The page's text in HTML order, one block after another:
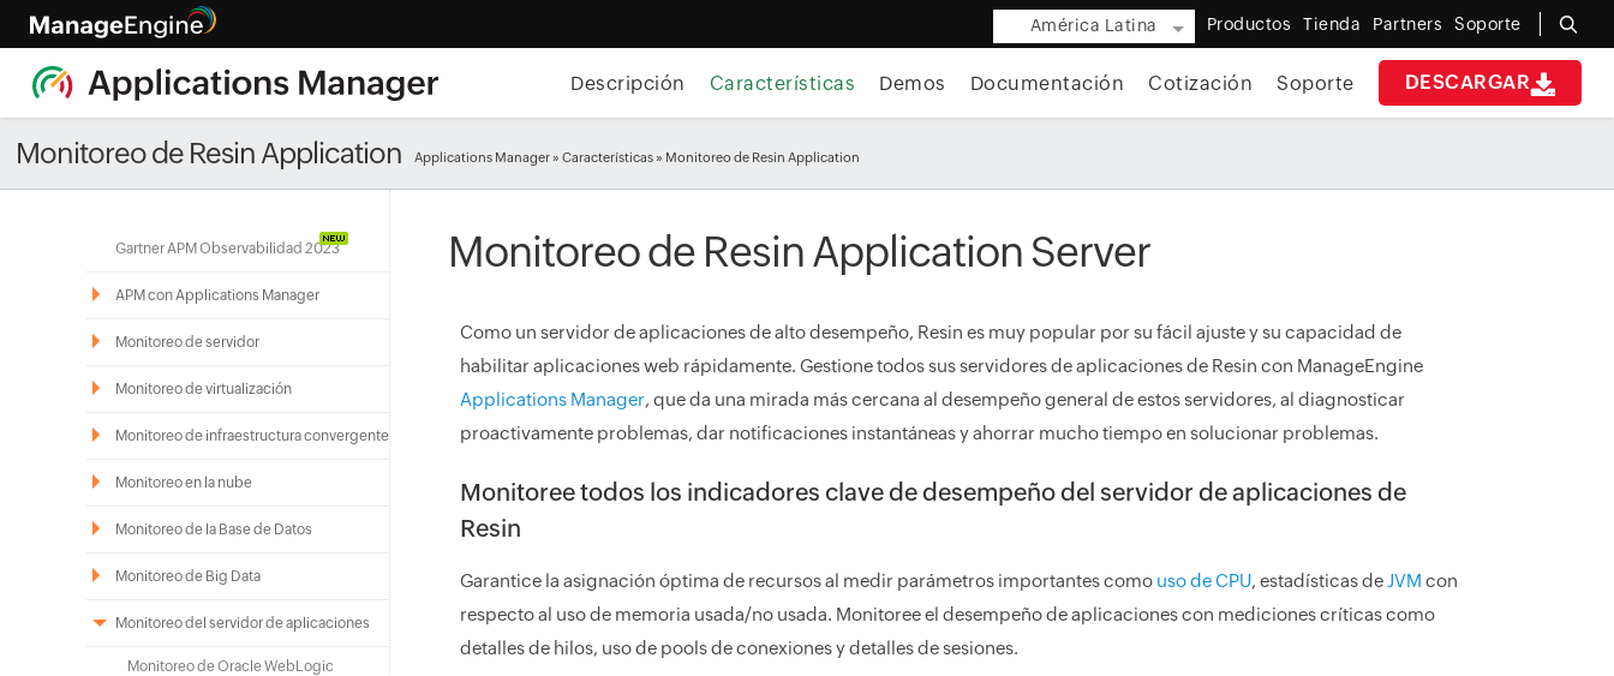
América Latina Productos Tienda Partners Soporte
DESCARGAR
Descripción Características Demos Documentación Cotización Soporte
Monitoreo de Resin Application Applications Manager »Características » Monitoreo de Resin Application
Gartner APM Observabilidad 2023
APM con Applications Manager
Monitoreo de servidor
Monitoreo de virtualización
Monitoreo de infraestructura convergente
Monitoreo en la nube
Monitoreo de la Base de Datos
Monitoreo de Big Data
Monitoreo del servidor de aplicaciones
Monitoreo de Oracle WebLogic
Monitoreo de Resin Application Server
Como un servidor de aplicaciones de alto desempeño, Resin es muy popular por su fácil ajuste y su capacidad de
habilitar aplicaciones web rápidamente. Gestione todos sus servidores de aplicaciones de Resin con ManageEngine
Applications Manager, que da una mirada más cercana al desempeño general de estos servidores, al diagnosticar
proactivamente problemas, dar notificaciones instantáneas y ahorrar mucho tiempo en solucionar problemas.
Monitoree todos los indicadores clave de desempeño del servidor de aplicaciones de
Resin
Garantice la asignación óptima de recursos al medir parámetros importantes como uso de CPU, estadísticas deJVM con
respecto al uso de memoria usada/no usada. Monitoree el desempeño de aplicaciones con mediciones críticas como
detalles de hilos, uso de pools de conexiones y detalles de sesiones.